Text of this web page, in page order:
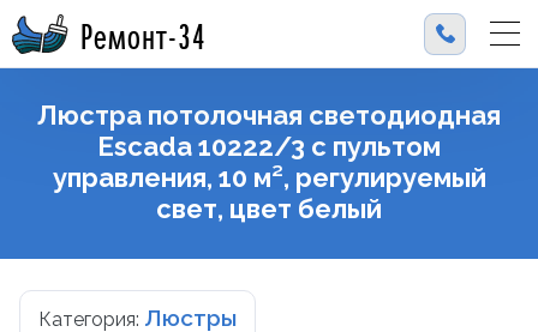
Ремонт-34
Люстра потолочная светодиодная
Escada 10222/3 с пультом
управления, 10 м², регулируемый
свет, цвет белый
Категория: Люстры